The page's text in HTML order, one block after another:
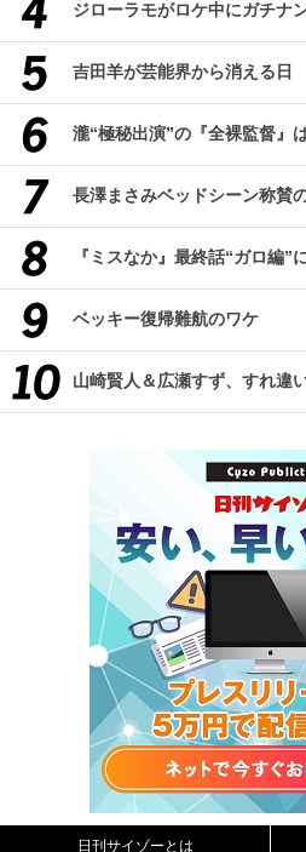
ジローラモがロケ中にガチナ
吉田羊が芸能界から消える日
瀧“極秘出演”の『全裸監督』
長澤まさみベッドシーン称賛
『ミスなか』最終話“ガロ編”
ベッキー復帰難航のワケ
山崎賢人＆広瀬すず、すれ違
日刊サイゾーとは